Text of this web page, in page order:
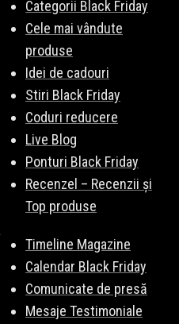
Categorii Black Friday
Cele mai vândute
produse
Idei de cadouri
Stiri Black Friday
Coduri reducere
Live Blog
Ponturi Black Friday
Recenzel – Recenzii și
Top produse
Timeline Magazine
Calendar Black Friday
Comunicate de presă
Mesaje Testimoniale